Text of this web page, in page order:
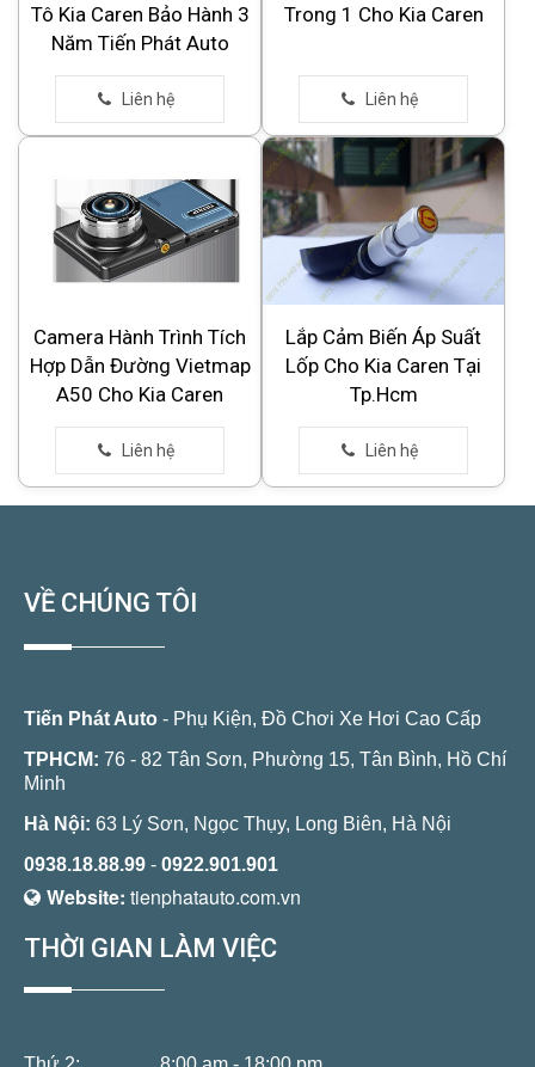
Tô Kia Caren Bảo Hành 3
Năm Tiến Phát Auto
Trong 1 Cho Kia Caren
Camera Hành Trình Tích
Hợp Dẫn Đường Vietmap
A50 Cho Kia Caren
Lắp Cảm Biến Áp Suất
Lốp Cho Kia Caren Tại
Tp.Hcm
VỀ CHÚNG TÔI
Tiến Phát Auto - Phụ Kiện, Đồ Chơi Xe Hơi Cao Cấp
TPHCM: 76 - 82 Tân Sơn, Phường 15, Tân Bình, Hồ Chí
Minh
Hà Nội: 63 Lý Sơn, Ngọc Thụy, Long Biên, Hà Nội
0938.18.88.99 - 0922.901.901
Website: tienphatauto.com.vn
THỜI GIAN LÀM VIỆC